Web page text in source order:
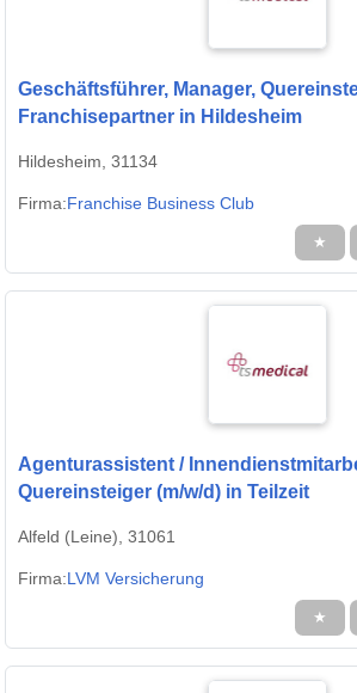
Geschäftsführer, Manager,
Franchisepartner in Hildesheim
Hildesheim, 31134
Firma:Franchise Business Club
★
Agenturassistent /
Quereinsteiger (m/w/d) in Teilzeit
Alfeld (Leine), 31061
Firma:LVM Versicherung
★